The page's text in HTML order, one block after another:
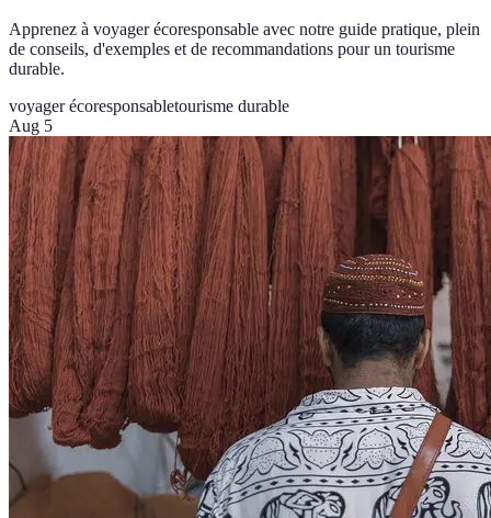
Apprenez à voyager écoresponsable avec notre guide pratique, plein
de conseils, d'exemples et de recommandations pour un tourisme
durable.
voyager écoresponsabletourisme durable
Aug 5